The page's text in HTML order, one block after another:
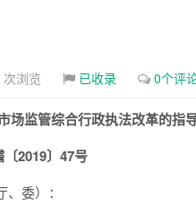
浏览 已收录 0个评
场监管综合行政执法改革的指
〔2019〕47号
委）：